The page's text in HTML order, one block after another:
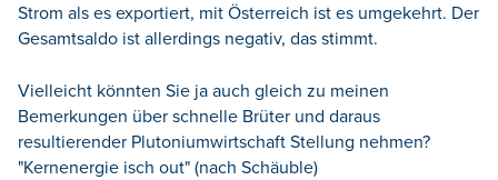
Strom als es exportiert, mit Österreich ist es umgekehrt. Der
Gesamtsaldo ist allerdings negativ, das stimmt.
Vielleicht könnten Sie ja auch gleich zu meinen
Bemerkungen über schnelle Brüter und daraus
resultierender Plutoniumwirtschaft Stellung nehmen?
"Kernenergie isch out" (nach Schäuble)